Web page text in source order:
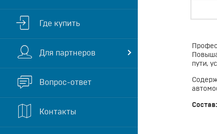
Где купить
Для партнеров
Вопрос-ответ
Контакты
пути,
Состав: